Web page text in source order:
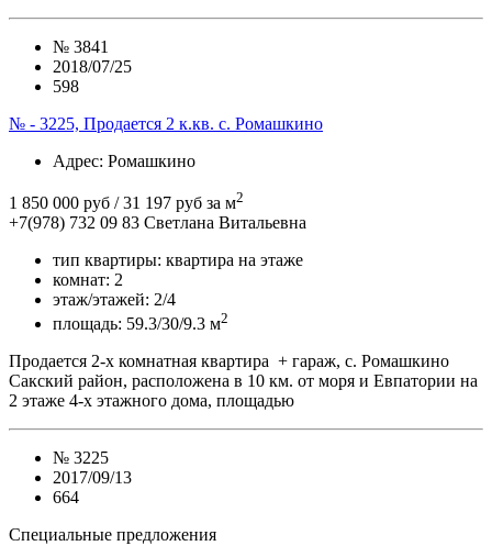
№ 3841
2018/07/25
598
№ - 3225, Продается 2 к.кв. с. Ромашкино
Адрес: Ромашкино
1 850 000 руб / 31 197 руб за м2
+7(978) 732 09 83 Cветлана Витальевна
тип квартиры: квартира на этаже
комнат: 2
этаж/этажей: 2/4
площадь: 59.3/30/9.3 м2
Продается 2-х комнатная квартира + гараж, с. Ромашкино
Сакский район, расположена в 10 км. от моря и Евпатории на
2 этаже 4-х этажного дома, площадью
№ 3225
2017/09/13
664
Специальные предложения